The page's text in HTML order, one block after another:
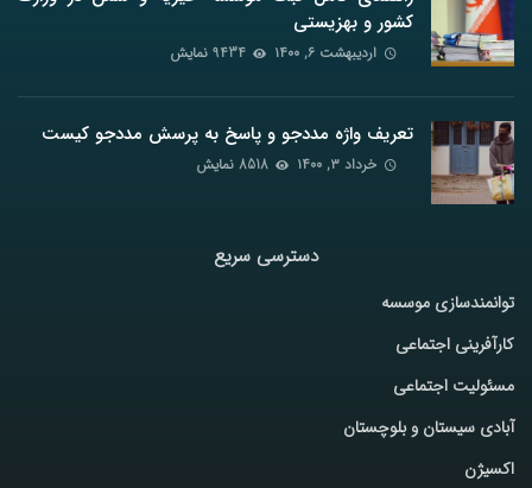
کشور و بهزیستی
اردیبهشت ۶, ۱۴۰۰ 9434 نمایش
تعریف واژه مددجو و پاسخ به پرسش مددجو کیست
خرداد ۳, ۱۴۰۰ 8518 نمایش
دسترسی سریع
توانمندسازی موسسه
کارآفرینی اجتماعی
مسئولیت اجتماعی
آبادی سیستان و بلوچستان
اکسیژن